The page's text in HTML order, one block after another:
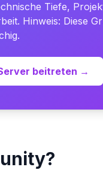
Tiefe,
Hinweis: Diese
beitreten →